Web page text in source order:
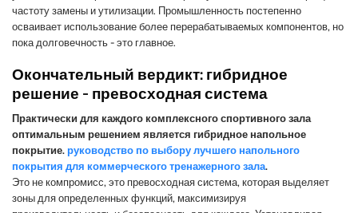
частоту замены и утилизации. Промышленность постепенно
осваивает использование более перерабатываемых компонентов, но
пока долговечность - это главное.
Окончательный вердикт: гибридное
решение - превосходная система
Практически для каждого комплексного спортивного зала
оптимальным решением является гибридное напольное
покрытие. руководство по выбору лучшего напольного
покрытия для коммерческого тренажерного зала.
Это не компромисс, это превосходная система, которая выделяет
зоны для определенных функций, максимизируя